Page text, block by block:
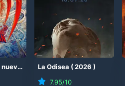
Spider-Man: Un nuevo día (2026)
La Odisea (2026 )
7.95/10